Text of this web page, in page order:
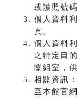
或護照號
個人資料
頁。
個人資料
之特定目
關組室，
相關資訊
至本館官